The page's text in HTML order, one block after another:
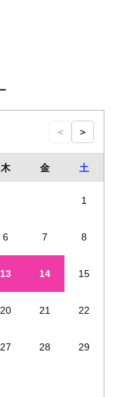
＜ ＞
木 金 土
1
6 7 8
13 14 15
20 21 22
27 28 29